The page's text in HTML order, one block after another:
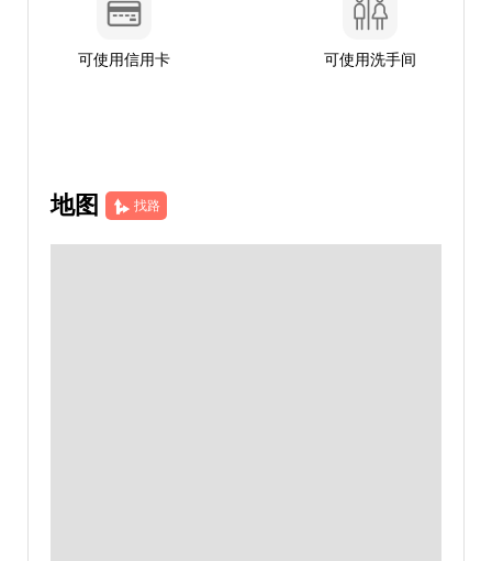
可使用信用卡 可使用洗手间
地图 找路